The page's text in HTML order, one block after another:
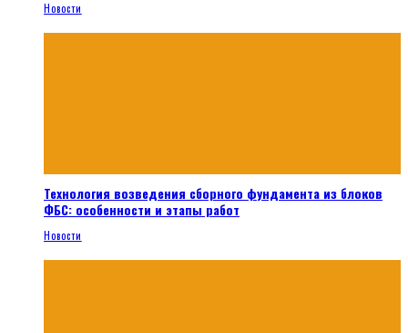
Новости
Технология возведения сборного фундамента из блоков
ФБС: особенности и этапы работ
Новости